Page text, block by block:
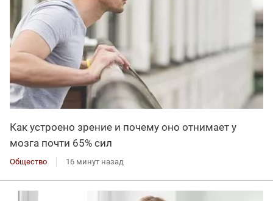
Как устроено зрение и почему оно отнимает у
мозга почти 65% сил
Общество 16 минут назад